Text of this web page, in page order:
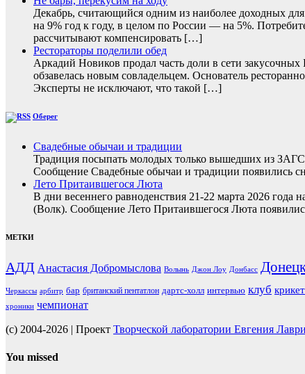
Декабрь, считающийся одним из наиболее доходных
на 9% год к году, в целом по России — на 5%.
рассчитывают компенсировать […]
Рестораторы поделили обед
Аркадий Новиков продал часть доли в сети
обзавелась новым совладельцем. Основатель
Эксперты не исключают, что такой […]
Оберег
Свадебные обычаи и традиции
Традиция посыпать молодых только вышедших из
Сообщение Свадебные обычаи и традиции появились
Лето Притаившегося Люта
В дни весеннего равноденствия 21-22 марта 2026 года
(Волк). Сообщение Лето Притаившегося Люта
МЕТКИ
АДД Анастасия Добромыслова Волынь Джон Лоу Донбасс
Черкассы арбитр бар британский пентатлон дартс-холл интервью клуб крикет
хроники чемпионат
(c) 2004-2026 | Проект Творческой лаборатории Евгения
You missed